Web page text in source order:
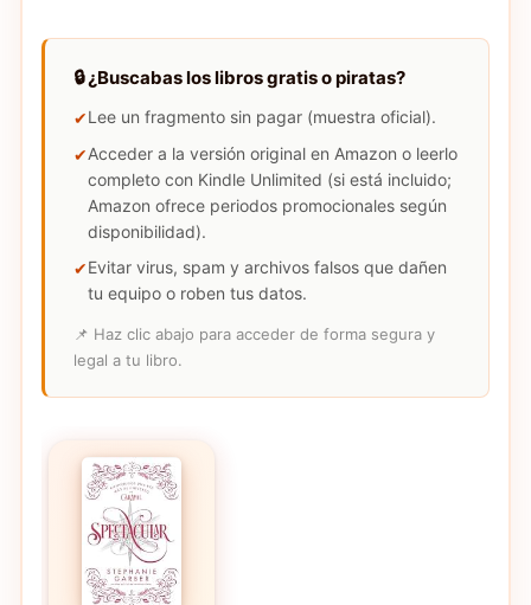
🔒 ¿Buscabas los libros gratis o piratas?
Lee un fragmento sin pagar (muestra oficial).
Acceder a la versión original en Amazon o leerlo
completo con Kindle Unlimited (si está incluido;
Amazon ofrece periodos promocionales según
disponibilidad).
Evitar virus, spam y archivos falsos que dañen
tu equipo o roben tus datos.
📌 Haz clic abajo para acceder de forma segura y
legal a tu libro.